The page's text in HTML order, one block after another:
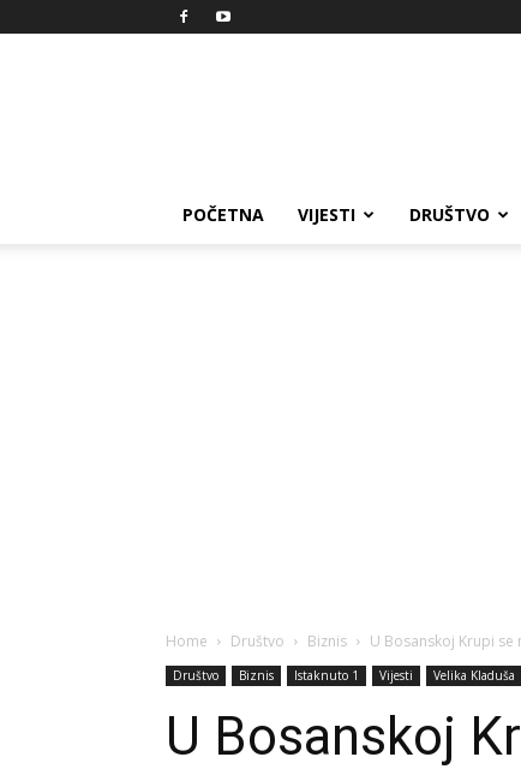
POČETNA VIJESTI DRUŠTVO
Home Društvo Biznis U Bosanskoj Krupi se
Društvo Biznis Istaknuto 1 Vijesti Velika Kladuša
U Bosanskoj